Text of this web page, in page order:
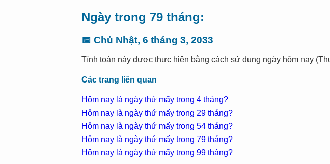
Ngày trong 79 tháng:
📅 Chủ Nhật, 6 tháng 3, 2033
Tính toán này được thực hiện bằng cách sử dụng ngày hôm nay
Các trang liên quan
Hôm nay là ngày thứ mấy trong 4 tháng?
Hôm nay là ngày thứ mấy trong 29 tháng?
Hôm nay là ngày thứ mấy trong 54 tháng?
Hôm nay là ngày thứ mấy trong 79 tháng?
Hôm nay là ngày thứ mấy trong 99 tháng?